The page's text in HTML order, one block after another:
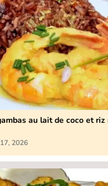
au lait de coco et riz
2026